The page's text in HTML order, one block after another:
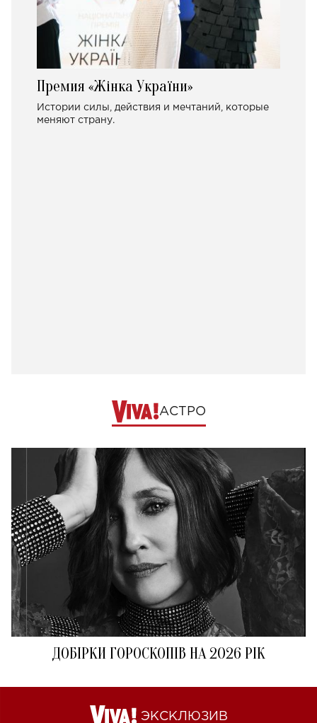
Премия «Жінка України»
Истории силы, действия и мечтаний, которые
меняют страну.
АСТРО
ДОБІРКИ ГОРОСКОПІВ НА 2026 РІК
ЭКСКЛЮЗИВ